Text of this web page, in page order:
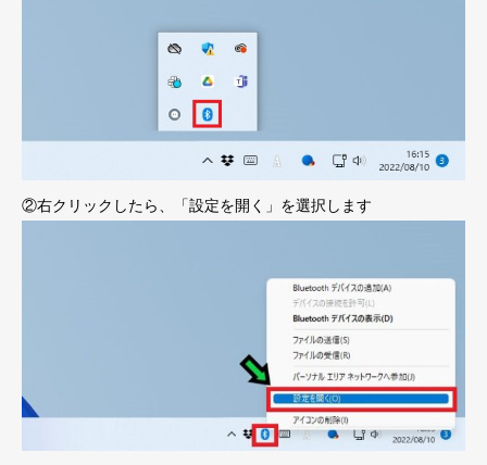
②右クリックしたら、「設定を開く」を選択します